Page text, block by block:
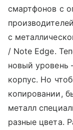
смартфонов с
с
/ Note Edge.
новый уровень
корпус. Но
копировании,
металл
разные цвета.